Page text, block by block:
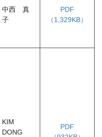
中西 真
子
PDF
（1,329KB）
KIM
DONG
PDF